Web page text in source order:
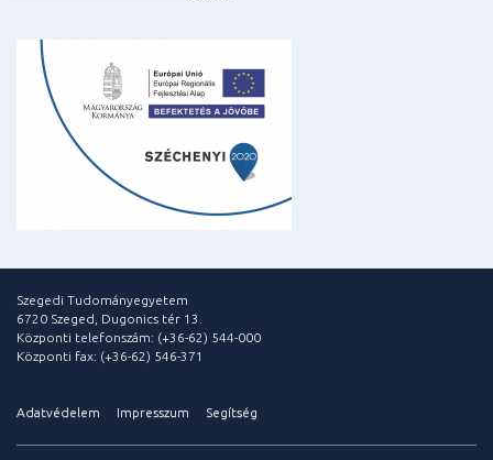
Szegedi Tudományegyetem
6720 Szeged, Dugonics tér 13.
Központi telefonszám: (+36-62) 544-000
Központi fax: (+36-62) 546-371
Adatvédelem Impresszum Segítség